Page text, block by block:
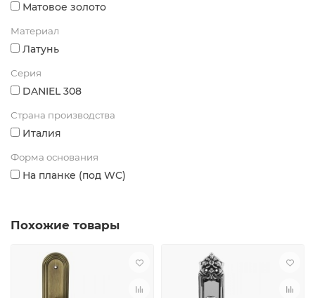
Матовое золото
Материал
Латунь
Серия
DANIEL 308
Страна производства
Италия
Форма основания
На планке (под WC)
Похожие товары